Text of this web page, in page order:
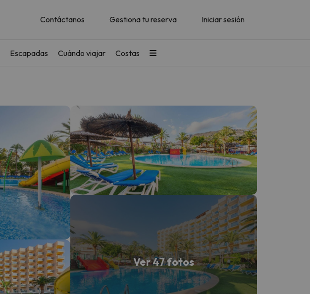
Contáctanos Gestiona tu reserva Iniciar sesión
Escapadas Cuándo viajar Costas
Ver 47 fotos